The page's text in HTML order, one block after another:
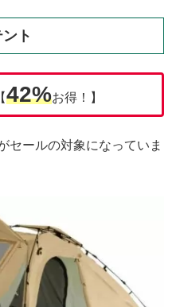
ト
42%お得！】
セールの対象になっていま